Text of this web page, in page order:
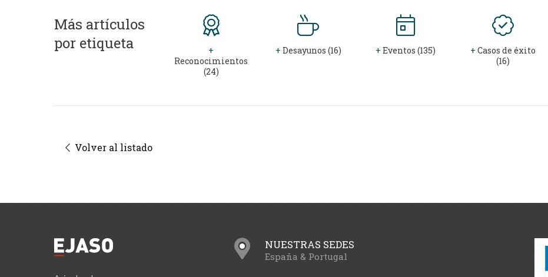
Más artículos
por etiqueta
+
Reconocimientos
(24)
+ Desayunos (16) + Eventos (135) + Casos de éxito
(16)
Volver al listado
NUESTRAS SEDES
España & Portugal